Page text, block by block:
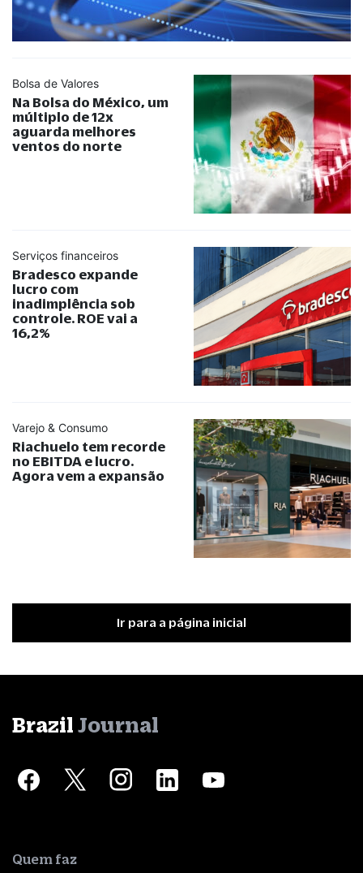
Bolsa de Valores
Na Bolsa do México, um
múltiplo de 12x
aguarda melhores
ventos do norte
Serviços financeiros
Bradesco expande
lucro com
inadimplência sob
controle. ROE vai a
16,2%
Varejo & Consumo
Riachuelo tem recorde
no EBITDA e lucro.
Agora vem a expansão
Ir para a página inicial
Brazil Journal
Quem faz